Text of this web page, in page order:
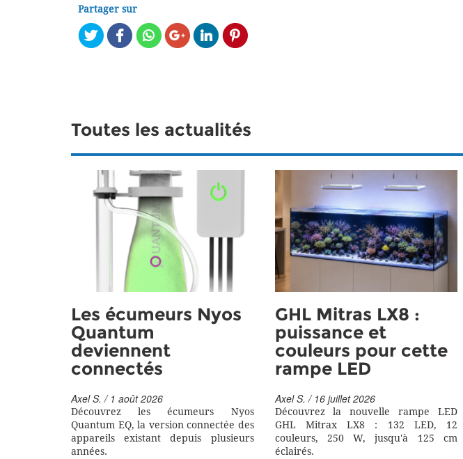
Partager sur
Toutes les actualités
Les écumeurs Nyos
Quantum
deviennent
connectés
Axel S. / 1 août 2026
Découvrez les écumeurs Nyos
Quantum EQ, la version connectée des
appareils existant depuis plusieurs
années.
GHL Mitras LX8 :
puissance et
couleurs pour cette
rampe LED
Axel S. / 16 juillet 2026
Découvrez la nouvelle rampe LED
GHL Mitrax LX8 : 132 LED, 12
couleurs, 250 W, jusqu'à 125 cm
éclairés.